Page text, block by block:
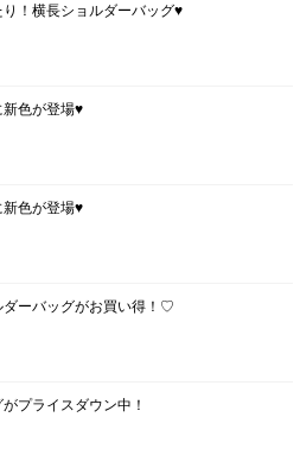
！横長ショルダーバッグ♥
新色が登場♥
新色が登場♥
ダーバッグがお買い得！♡
プライスダウン中！